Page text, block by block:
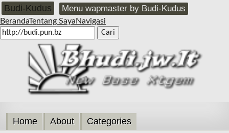
Budi-Kudus Menu wapmaster by Budi-Kudus
BerandaTentang SayaNavigasi
Home About Categories